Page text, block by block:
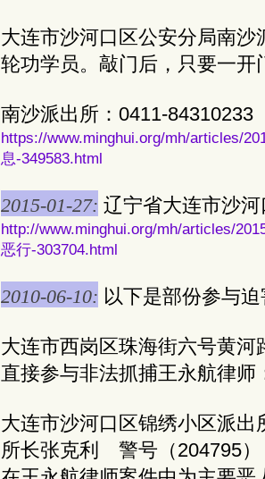
大连市沙河口区公安分局南
轮功学员。敲门后，只要一
南沙派出所：0411-84310233
https://www.minghui.org/mh/articles/
息-349583.html
2015-01-27: 辽宁省大连市沙
http://www.minghui.org/mh/articles/
恶行-303704.html
2010-06-10: 以下是部份参与
大连市西岗区珠海街六号黄河
直接参与非法抓捕王永航律
大连市沙河口区锦绣小区派出
所长张克利 警号（204795